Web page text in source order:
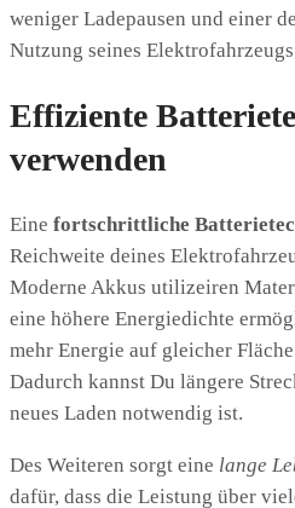
weniger Ladepausen und einer
Nutzung seines
Effiziente
verwenden
Eine fortschrittliche
Reichweite deines
Moderne Akkus utilizeiren
eine höhere Energiedichte
mehr Energie auf gleicher
Dadurch kannst Du längere
neues Laden notwendig ist.
Des Weiteren sorgt eine lange
dafür, dass die Leistung über